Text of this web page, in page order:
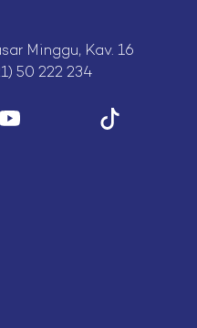
Minggu, Kav. 16
50 222 234